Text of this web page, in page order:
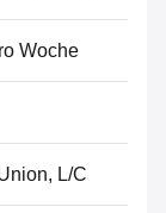
Woche
L/C